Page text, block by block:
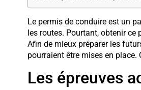
Le permis de conduire est un
les routes. Pourtant, obtenir ce
Afin de mieux préparer les
pourraient être mises en place.
Les épreuves